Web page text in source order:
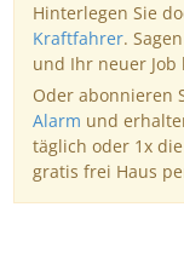
Hinterlegen Sie
Kraftfahrer.
und Ihr neuer Job
Oder abonnieren
Alarm und
täglich oder 1x
gratis frei Haus